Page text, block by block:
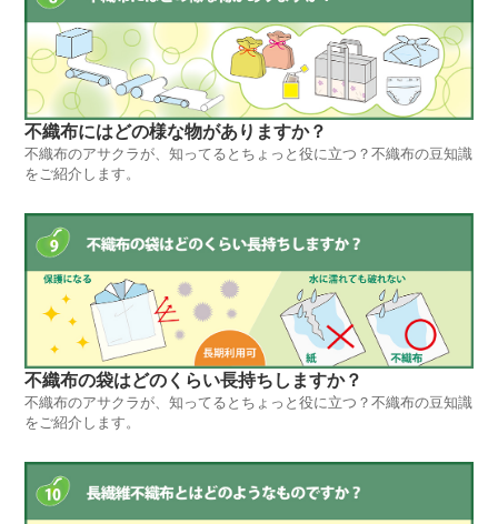
不織布にはどの様な物がありますか？
不織布のアサクラが、知ってるとちょっと役に立つ？不織布の豆知識
をご紹介します。
不織布の袋はどのくらい長持ちしますか？
不織布のアサクラが、知ってるとちょっと役に立つ？不織布の豆知識
をご紹介します。